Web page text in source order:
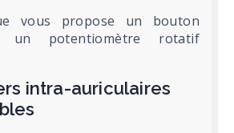
vous propose un bouton
un potentiomètre rotatif
intra-auriculaires